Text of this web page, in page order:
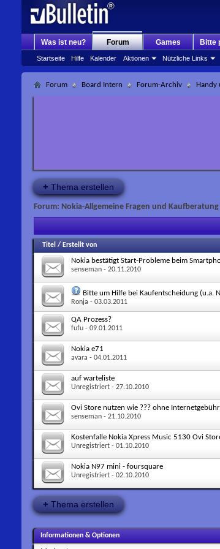
Was ist neu? Forum
Startseite Hilfe Kalender Aktionen Nützliche Links
Games Bitte
Forum Board Intern Forum-Archiv Handy
+ Thema erstellen
Forum: Nokia-Allgemeine Fragen und Kaufberatung
Titel / Erstellt von
Nokia bestätigt Start-Probleme beim
senseman - 20.11.2010
Bitte um Hilfe bei Kaufentscheidung (u.a.
Ronja - 03.03.2011
QA Prozess?
fufu - 09.01.2011
Nokia e71
avara - 04.01.2011
auf warteliste
Unregistriert - 27.10.2010
Ovi Store nutzen wie ??? ohne
senseman - 21.10.2010
Kostenfalle Nokia Xpress Music 5130 Ovi
Unregistriert - 01.10.2010
Nokia N97 mini - foursquare
Unregistriert - 02.10.2010
+ Thema erstellen
Informationen & Optionen